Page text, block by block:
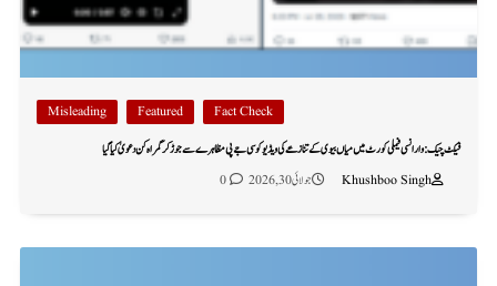
Fact Check
Featured
Misleading
فیکٹ چیک: وارانسی فیملی کورٹ میں میاں بیوی کے تنازعے کی ویڈیو کو سی جے پی مظاہرے سے جوڑ کر گمراہ کن دعویٰ کیا گیا
Khushboo Singh
جولائی 30, 2026 0